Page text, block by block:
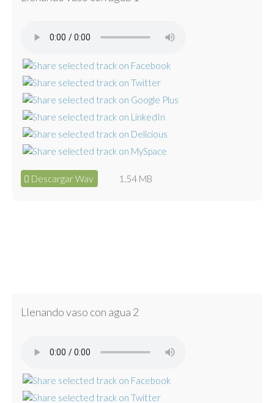
Descargar Wav 1.54 MB
Llenando vaso con agua 2